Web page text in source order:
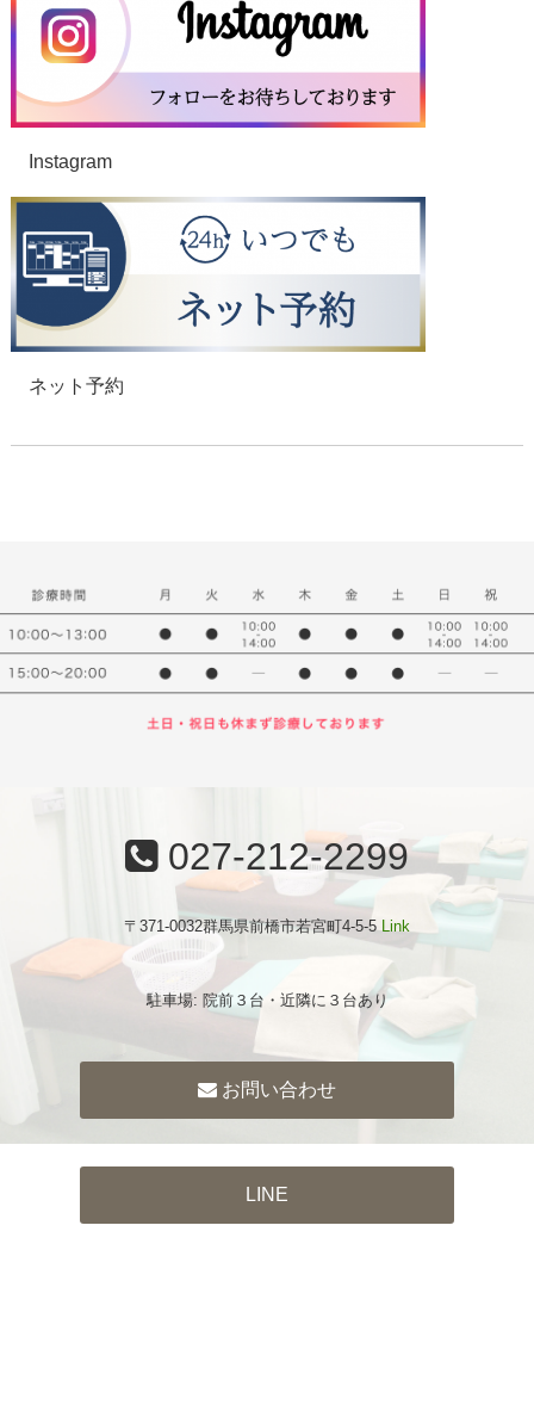
Instagram
ネット予約
027-212-2299
〒371-0032群馬県前橋市若宮町4-5-5Link
駐車場: 院前３台・近隣に３台あり
お問い合わせ
LINE